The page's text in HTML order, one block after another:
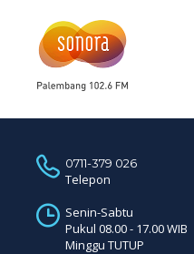
0711-379 026
Telepon
Senin-Sabtu
Pukul 08.00 - 17.00 WIB
Minggu TUTUP